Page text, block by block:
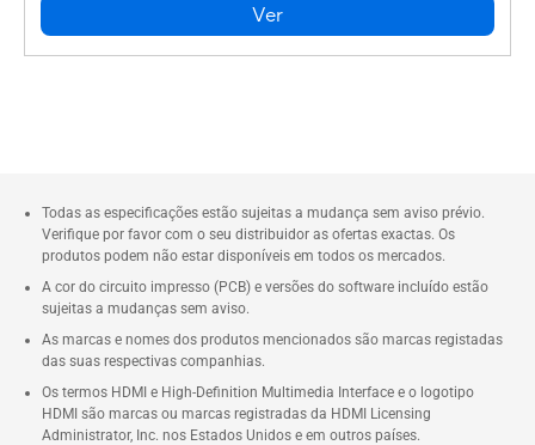
Ver
Todas as especificações estão sujeitas a mudança sem aviso prévio.
Verifique por favor com o seu distribuidor as ofertas exactas. Os
produtos podem não estar disponíveis em todos os mercados.
A cor do circuito impresso (PCB) e versões do software incluído estão
sujeitas a mudanças sem aviso.
As marcas e nomes dos produtos mencionados são marcas registadas
das suas respectivas companhias.
Os termos HDMI e High-Definition Multimedia Interface e o logotipo
HDMI são marcas ou marcas registradas da HDMI Licensing
Administrator, Inc. nos Estados Unidos e em outros países.